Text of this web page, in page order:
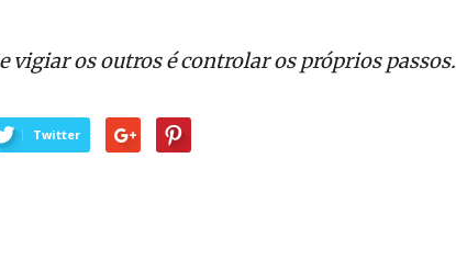
vigiar os outros é controlar os próprios passos.
Twitter